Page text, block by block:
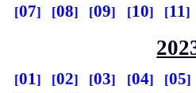
07
08 09 10 11
01 02 03 04 05